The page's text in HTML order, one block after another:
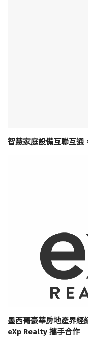
智慧家庭設備互聯互通
墨西哥豪華房地產界
eXp Realty 攜手合作